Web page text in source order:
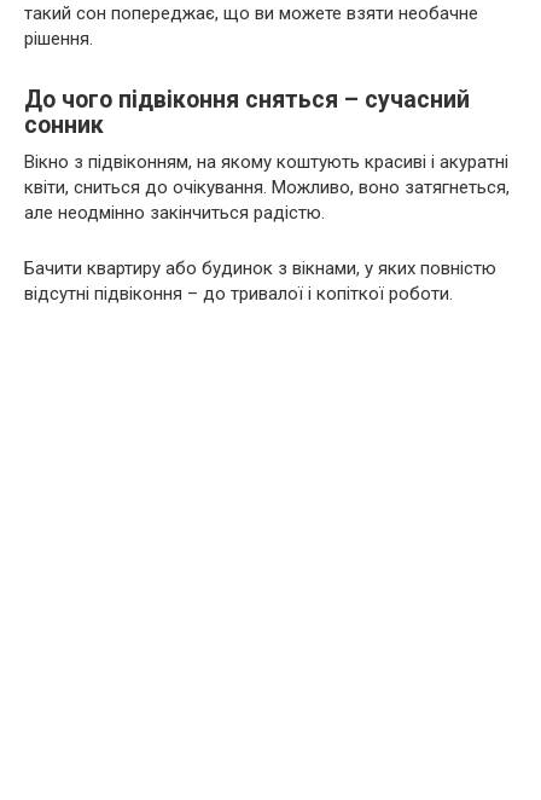
такий сон попереджає, що ви можете взяти необачне
рішення.
До чого підвіконня сняться – сучасний
сонник
Вікно з підвіконням, на якому коштують красиві і акуратні
квіти, сниться до очікування. Можливо, воно затягнеться,
але неодмінно закінчиться радістю.
Бачити квартиру або будинок з вікнами, у яких повністю
відсутні підвіконня – до тривалої і копіткої роботи.